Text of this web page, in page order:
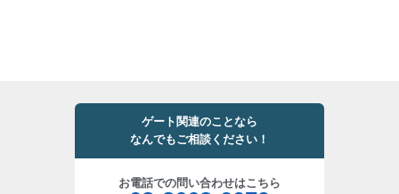
ゲート関連のことなら
なんでもご相談ください！
お電話での問い合わせはこちら